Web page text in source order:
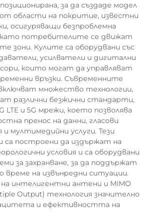
за да създаде модел
от области на покритие, известни
осигуряващи безпроблемна
потребителите се движат
зони. Кулите са оборудвани със
усилватели и дигитални
които могат да управляват
връзки. Съвременните
множество технологии,
различни безжични стандарти,
LTE и 5G мрежи, което позволява
пренос на данни, гласови
и мултимедийни услуги. Тези
са построени да издържат на
условия и са оборудвани
за захранване, за да поддържат
време на извънредни ситуации.
интелигентни антени и MIMO
Output) технология значително
и ефективността на